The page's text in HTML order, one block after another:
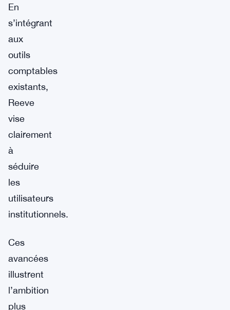
En
s’intégrant
aux
outils
comptables
existants,
Reeve
vise
clairement
à
séduire
les
utilisateurs
institutionnels.
Ces
avancées
illustrent
l’ambition
plus